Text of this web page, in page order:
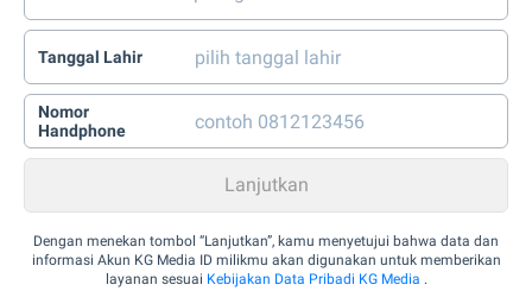
Tanggal Lahir
Nomor
Handphone
Dengan menekan tombol “Lanjutkan”, kamu menyetujui bahwa data dan
informasi Akun KG Media ID milikmu akan digunakan untuk memberikan
layanan sesuai Kebijakan Data Pribadi KG Media .